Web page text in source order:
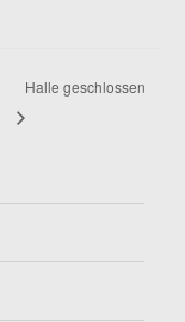
Halle geschlossen